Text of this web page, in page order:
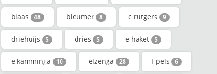
blaas 48 bleumer 8 c rutgers 9
driehuijs 5 dries 5 e haket 5
e kamminga 10 elzenga 28 f pels 6